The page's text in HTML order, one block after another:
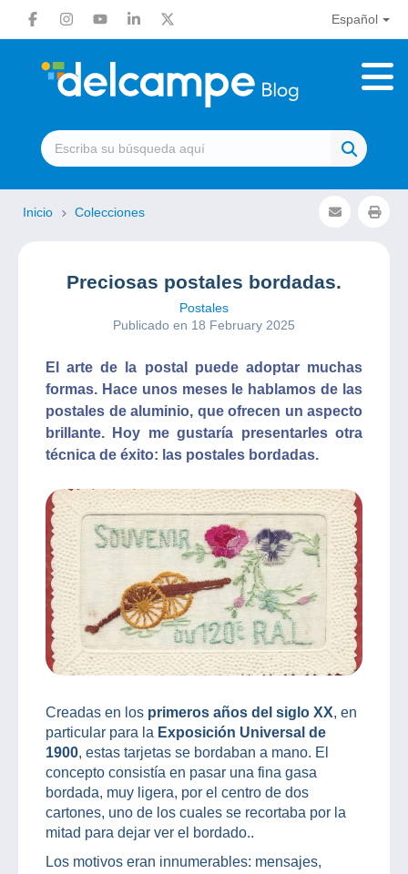
Español
Inicio Colecciones
Preciosas postales bordadas.
Postales
Publicado en 18 February 2025
El arte de la postal puede adoptar muchas
formas. Hace unos meses le hablamos de las
postales de aluminio, que ofrecen un aspecto
brillante. Hoy me gustaría presentarles otra
técnica de éxito: las postales bordadas.
Creadas en los primeros años del siglo XX, en
particular para la Exposición Universal de
1900, estas tarjetas se bordaban a mano. El
concepto consistía en pasar una fina gasa
bordada, muy ligera, por el centro de dos
cartones, uno de los cuales se recortaba por la
mitad para dejar ver el bordado..
Los motivos eran innumerables: mensajes,